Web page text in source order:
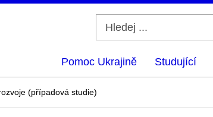
Pomoc Ukrajině Studující
(případová studie)